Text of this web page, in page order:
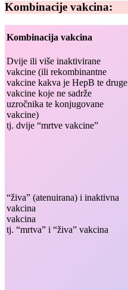
Kombinacije vakcina:
Kombinacija vakcina
Dvije ili više inaktivirane
vakcine (ili rekombinantne
vakcine kakva je HepB te druge
vakcine koje ne sadrže
uzročnika te konjugovane
vakcine)
tj. dvije “mrtve vakcine”
“živa” (atenuirana) i inaktivna
vakcina
vakcina
tj. “mrtva” i “živa” vakcina